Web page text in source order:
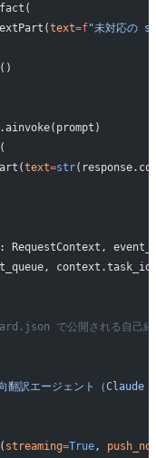
text=f"未対応
text=str
で公開される自己紹
翻訳エージェント（
streaming=True,